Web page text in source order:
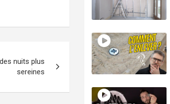
nuits plus
sereines